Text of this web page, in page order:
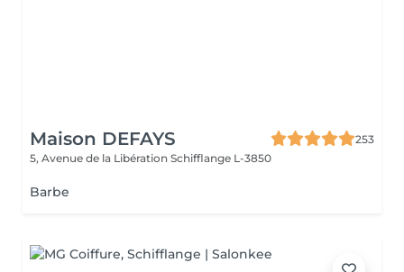
Maison DEFAYS
253
5, Avenue de la Libération Schifflange L-3850
Barbe